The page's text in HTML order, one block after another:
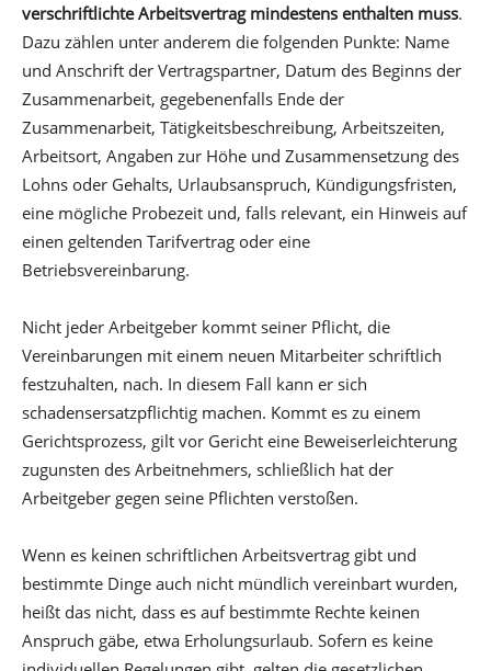
verschriftlichte Arbeitsvertrag mindestens enthalten muss.
Dazu zählen unter anderem die folgenden Punkte: Name
und Anschrift der Vertragspartner, Datum des Beginns der
Zusammenarbeit, gegebenenfalls Ende der
Zusammenarbeit, Tätigkeitsbeschreibung, Arbeitszeiten,
Arbeitsort, Angaben zur Höhe und Zusammensetzung des
Lohns oder Gehalts, Urlaubsanspruch, Kündigungsfristen,
eine mögliche Probezeit und, falls relevant, ein Hinweis auf
einen geltenden Tarifvertrag oder eine
Betriebsvereinbarung.
Nicht jeder Arbeitgeber kommt seiner Pflicht, die
Vereinbarungen mit einem neuen Mitarbeiter schriftlich
festzuhalten, nach. In diesem Fall kann er sich
schadensersatzpflichtig machen. Kommt es zu einem
Gerichtsprozess, gilt vor Gericht eine Beweiserleichterung
zugunsten des Arbeitnehmers, schließlich hat der
Arbeitgeber gegen seine Pflichten verstoßen.
Wenn es keinen schriftlichen Arbeitsvertrag gibt und
bestimmte Dinge auch nicht mündlich vereinbart wurden,
heißt das nicht, dass es auf bestimmte Rechte keinen
Anspruch gäbe, etwa Erholungsurlaub. Sofern es keine